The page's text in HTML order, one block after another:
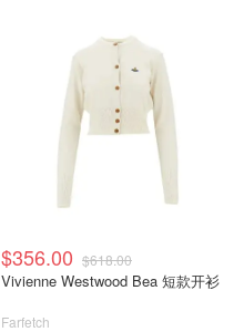
$356.00 $618.00
Vivienne Westwood Bea 短款开衫
Farfetch